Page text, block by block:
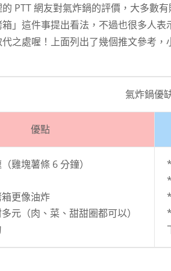
PTT 網友對氣炸鍋的評價，大多數
」這件事提出看法，不過也很多人
之處喔！上面列出了幾個推文參考
氣炸鍋優
優點
雞塊薯條 6 分鐘）
更像油炸
元（肉、菜、甜甜圈都可以）